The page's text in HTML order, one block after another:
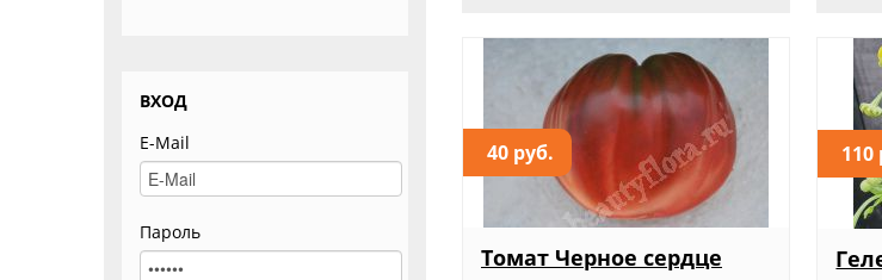
40 руб.
Томат Черное сердце
110
ВХОД
E-Mail
Пароль